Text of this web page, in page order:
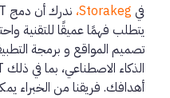
في Storakeg، ندرك أن دمج ChatGPT في المواقع الإلكترونية
يتطلب فهمًا عميقًا للتقنية
تصميم المواقع و برمجة
أهدافك. فريقنا من الخبراء